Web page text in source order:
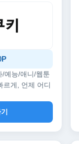
/예능/애니/웹툰
르게, 언제 어디